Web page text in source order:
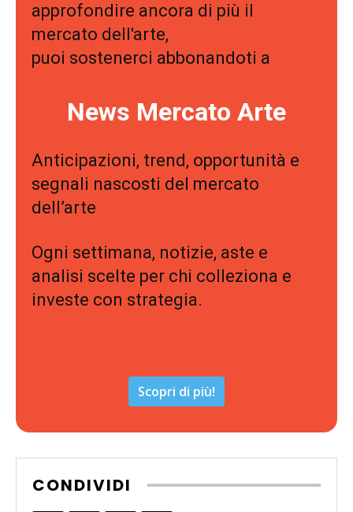
approfondire ancora di più il
mercato dell'arte,
puoi sostenerci abbonandoti a
News Mercato Arte
Anticipazioni, trend, opportunità e
segnali nascosti del mercato
dell’arte
Ogni settimana, notizie, aste e
analisi scelte per chi colleziona e
investe con strategia.
Scopri di più!
CONDIVIDI